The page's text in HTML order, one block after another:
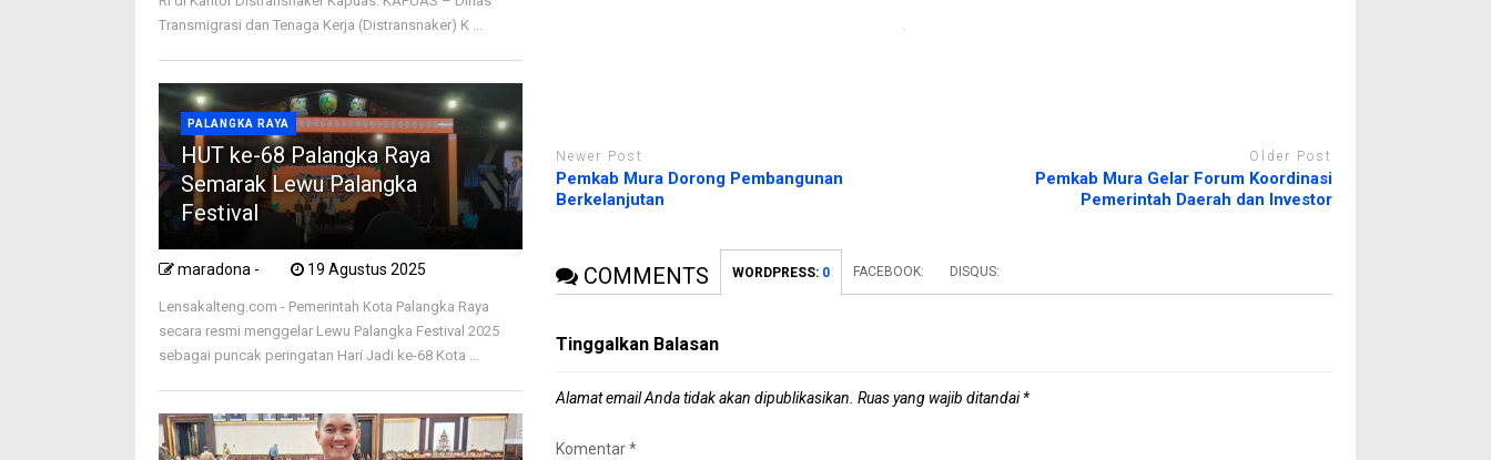
Newer Post
Pemkab Mura Dorong Pembangunan
Berkelanjutan
Older Post
Pemkab Mura Gelar Forum Koordinasi
Pemerintah Daerah dan Investor
COMMENTS WORDPRESS: 0 FACEBOOK: DISQUS:
Tinggalkan Balasan
Alamat email Anda tidak akan dipublikasikan. Ruas yang wajib ditandai*
Komentar*
Transmigrasi dan Tenaga Kerja (Distransnaker) K ...
PALANGKA RAYA
HUT ke-68 Palangka Raya
Semarak Lewu Palangka
Festival
maradona - 19 Agustus 2025
Lensakalteng.com - Pemerintah Kota Palangka Raya
secara resmi menggelar Lewu Palangka Festival 2025
sebagai puncak peringatan Hari Jadi ke-68 Kota ...